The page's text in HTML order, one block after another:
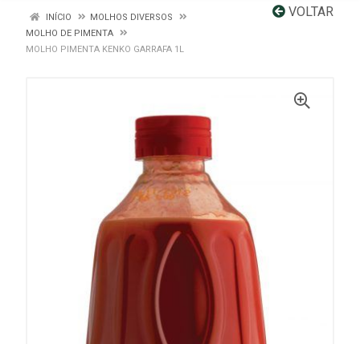
VOLTAR
INÍCIO
MOLHOS DIVERSOS
MOLHO DE PIMENTA
MOLHO PIMENTA KENKO GARRAFA 1L